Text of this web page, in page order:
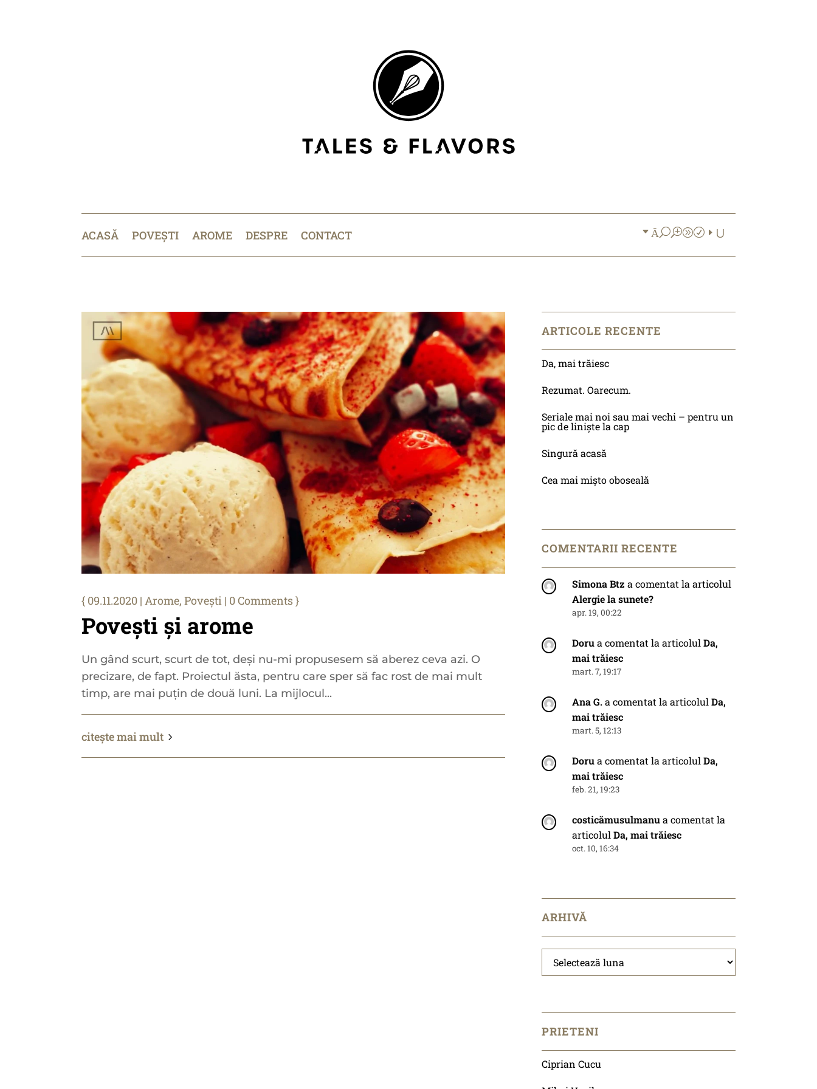
ACASĂ POVEȘTI AROME DESPRE CONTACT
Povești și arome
09.11.2020 |Arome,Povești | 0 Comments
Un gând scurt, scurt de tot, deși nu-mi propusesem să aberez ceva azi. O
precizare, de fapt. Proiectul ăsta, pentru care sper să fac rost de mai mult
timp, are mai puțin de două luni. La mijlocul...
citește mai mult
ARTICOLE RECENTE
Da, mai trăiesc
Rezumat. Oarecum.
Seriale mai noi sau mai vechi – pentru un
pic de liniște la cap
Singură acasă
Cea mai mișto oboseală
COMENTARII RECENTE
Simona Btz a comentat la articolul
Alergie la sunete?
apr. 19, 00:22
Dorua comentat la articolulDa,
mai trăiesc
mart. 7, 19:17
Ana G.a comentat la articolulDa,
mai trăiesc
mart. 5, 12:13
Dorua comentat la articolulDa,
mai trăiesc
feb. 21, 19:23
costicămusulmanua comentat la
articolulDa, mai trăiesc
oct. 10, 16:34
ARHIVĂ
Arhivă
PRIETENI
Ciprian Cucu